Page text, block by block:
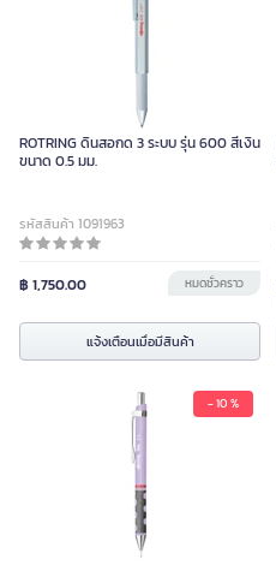
ROTRING ดินสอกด 3 ระบบ รุ่น 600 สีเงิน
ขนาด 0.5 มม.
รหัสสินค้า 1091963
฿ 1,750.00 หมดชั่วคราว
แจ้งเตือนเมื่อมีสินค้า
- 10 %